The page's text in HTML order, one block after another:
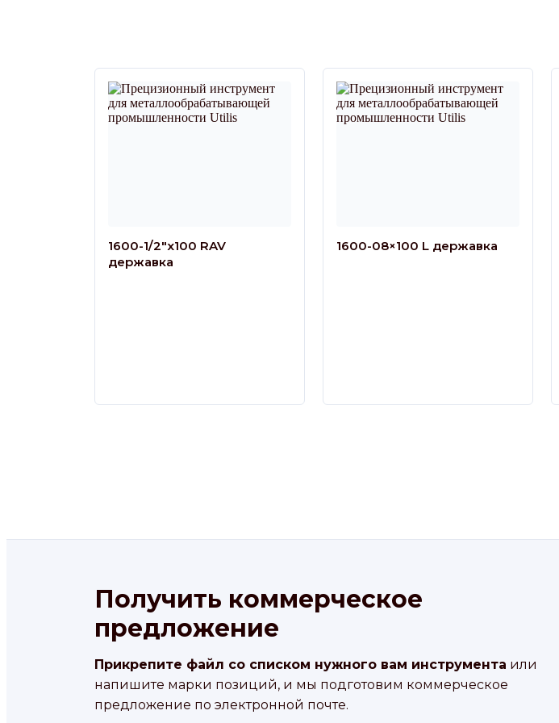
1600-1/2″x100 RAV
державка
1600-08×100 L державка
Получить коммерческое
предложение
Прикрепите файл со списком нужного вам инструмента или
напишите марки позиций, и мы подготовим коммерческое
предложение по электронной почте.